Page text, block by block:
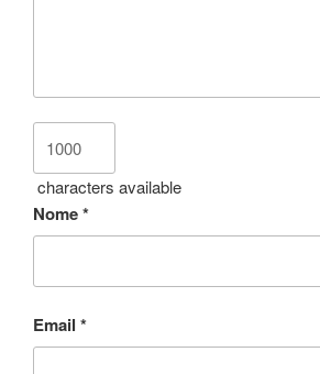
characters available
Nome*
Email *